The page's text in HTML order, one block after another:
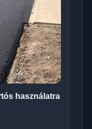
használatra